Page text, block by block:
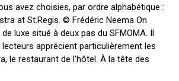
avez choisies, par ordre alphabétique :
at St.Regis. © Frédéric Neema On
luxe situé à deux pas du SFMOMA. Il
apprécient particulièrement les
le restaurant de l'hôtel. À la tête des